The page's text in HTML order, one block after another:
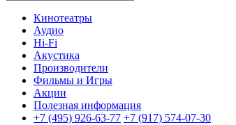
Кинотеатры
Аудио
Hi-Fi
Акустика
Производители
Фильмы и Игры
Акции
Полезная информация
+7 (495) 926-63-77 +7 (917) 574-07-30